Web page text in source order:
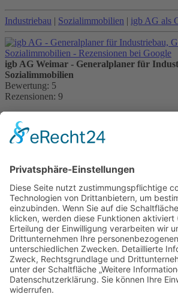
Industriebau | Sozialimmobilien | igb AG als
igb AG Weimar - Generalplaner für
Sozialimmobilien
Bewertung: 5
Rezensionen: 9
Kontakt:
igb AG
Telefon:+49 (0) 3643 7710-30
info@igb.ag
Gemäß der Beratungsrichtlinie des
unser Unternehmen eine Förderung für
Prozessbegleitungen, die Strategien zum
nachhaltige positive Entwicklung und
unterstützen. Die Ergebnisse und
in einem Beratungsbericht festgehalten. Die
Mitteln des Europäischem Sozialfonds Plus